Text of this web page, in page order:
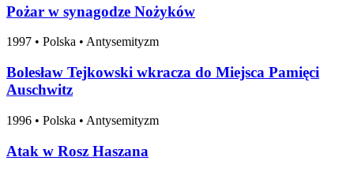
Pożar w synagodze Nożyków
1997 • Polska • Antysemityzm
Bolesław Tejkowski wkracza do Miejsca Pamięci
Auschwitz
1996 • Polska • Antysemityzm
Atak w Rosz Haszana